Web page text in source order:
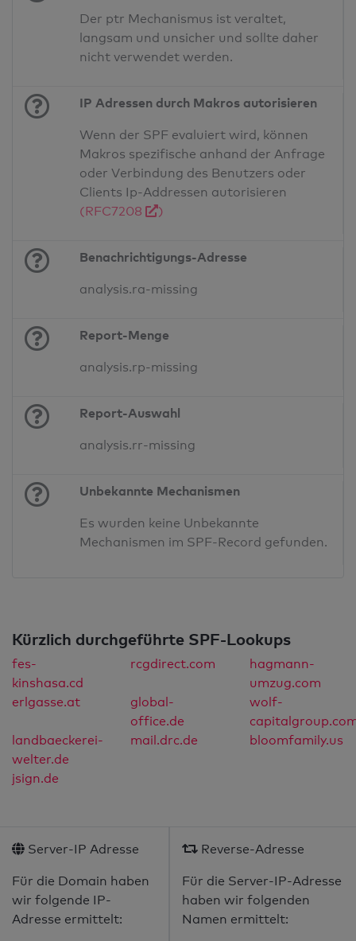
Der ptr Mechanismus ist veraltet,
langsam und unsicher und sollte daher
nicht verwendet werden.
IP Adressen durch Makros autorisieren
Wenn der SPF evaluiert wird, können
Makros spezifische anhand der Anfrage
oder Verbindung des Benutzers oder
Clients Ip-Addressen autorisieren
(RFC7208
)
Benachrichtigungs-Adresse
analysis.ra-missing
Report-Menge
analysis.rp-missing
Report-Auswahl
analysis.rr-missing
Unbekannte Mechanismen
Es wurden keine Unbekannte
Mechanismen im SPF-Record gefunden.
Kürzlich durchgeführte SPF-Lookups
fes-
kinshasa.cd
rcgdirect.com
hagmann-
umzug.com
erlgasse.at
global-
office.de
wolf-
landbaeckerei-
welter.de
mail.drc.de bloomfamily.us
jsign.de
Server-IP Adresse
Für die Domain haben
wir folgende IP-
Adresse ermittelt:
Reverse-Adresse
Für die Server-IP-Adresse
haben wir folgenden
Namen ermittelt: